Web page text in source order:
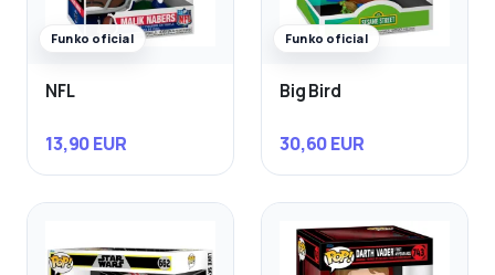
Funko oficial
NFL
13,90 EUR
Funko oficial
Big Bird
30,60 EUR